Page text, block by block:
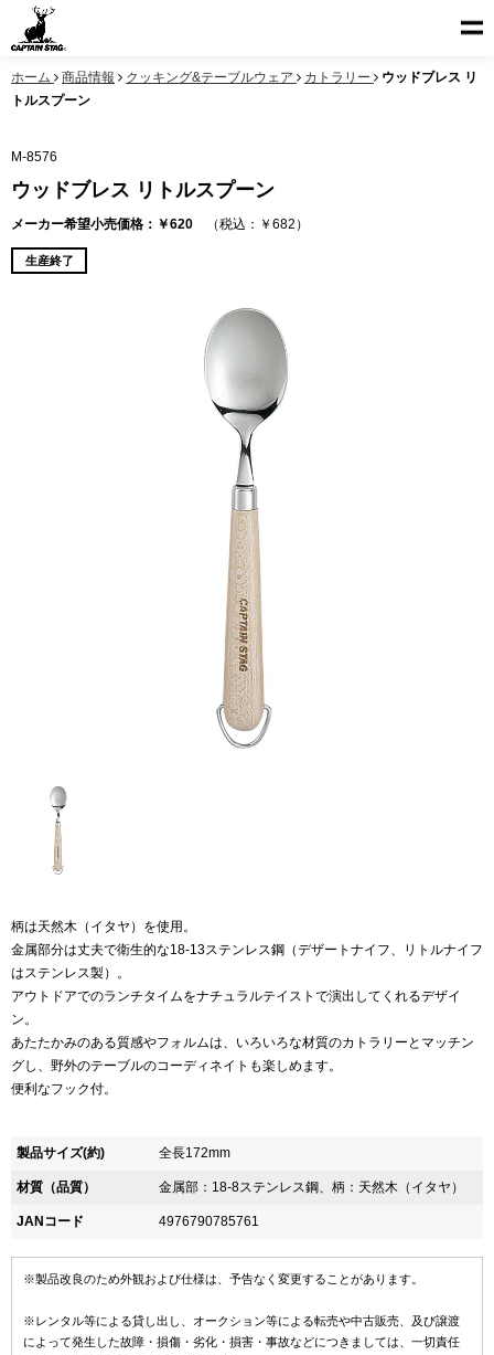
ホーム 商品情報 クッキング&テーブルウェア カトラリー
ウッドブレス リ
トルスプーン
M-8576
ウッドブレス リトルスプーン
メーカー希望小売価格：￥620 （税込：￥682）
生産終了
柄は天然木（イタヤ）を使用。
金属部分は丈夫で衛生的な18-13ステンレス鋼（デザートナイフ、リトルナイフ
はステンレス製）。
アウトドアでのランチタイムをナチュラルテイストで演出してくれるデザイ
ン。
あたたかみのある質感やフォルムは、いろいろな材質のカトラリーとマッチン
グし、野外のテーブルのコーディネイトも楽しめます。
便利なフック付。
製品サイズ(約) 全長172mm
材質（品質） 金属部：18-8ステンレス鋼、柄：天然木（イタヤ）
JANコード 4976790785761
※製品改良のため外観および仕様は、予告なく変更することがあります。
※レンタル等による貸し出し、オークション等による転売や中古販売、及び譲渡
によって発生した故障・損傷・劣化・損害・事故などにつきましては、一切責任